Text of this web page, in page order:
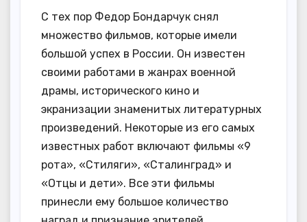
С тех пор Федор Бондарчук снял
множество фильмов, которые имели
большой успех в России. Он известен
своими работами в жанрах военной
драмы, исторического кино и
экранизации знаменитых литературных
произведений. Некоторые из его самых
известных работ включают фильмы «9
рота», «Стиляги», «Сталинград» и
«Отцы и дети». Все эти фильмы
принесли ему большое количество